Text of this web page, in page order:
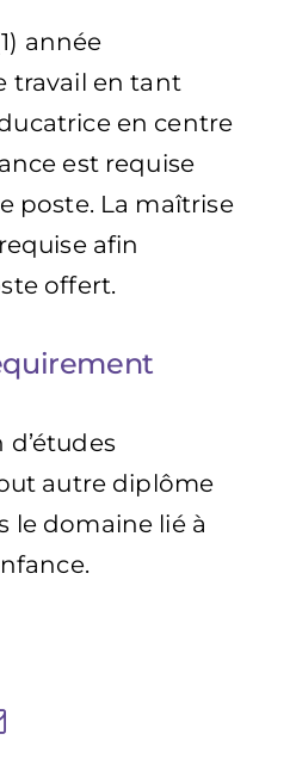
année
travail en tant
en centre
est requise
poste. La maîtrise
afin
offert.
autre diplôme
le domaine lié à